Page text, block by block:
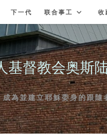
下一代 联合事工 收
基督教会奥斯
成為並建立耶穌委身的跟